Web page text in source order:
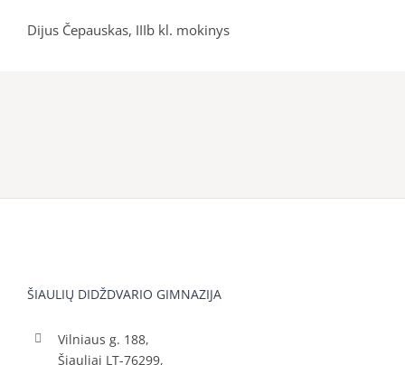
Dijus Čepauskas, IIIb kl. mokinys
ŠIAULIŲ DIDŽDVARIO GIMNAZIJA
Vilniaus g. 188,
Šiauliai LT-76299,